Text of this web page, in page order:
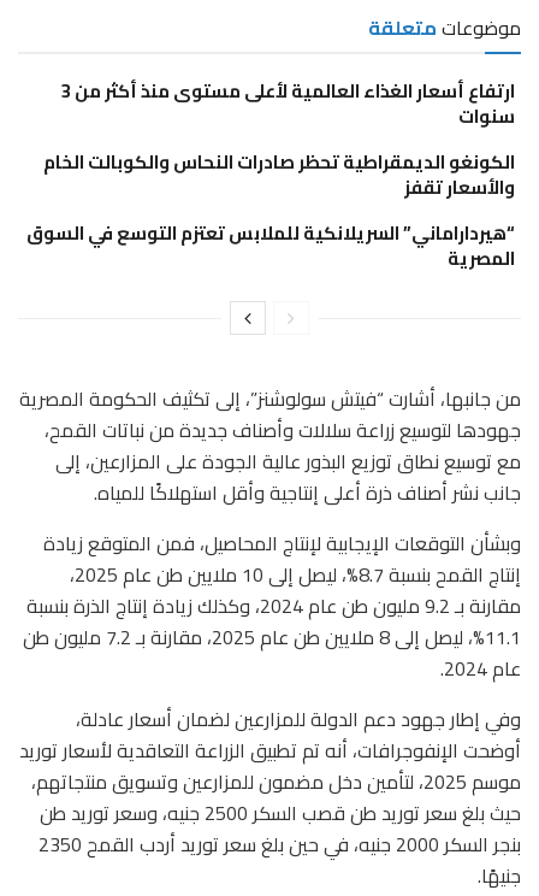
موضوعاتمتعلقة
ارتفاع أسعار الغذاء العالمية لأعلى مستوى منذ أكثر من 3
سنوات
الكونغو الديمقراطية تحظر صادرات النحاس والكوبالت الخام
والأسعار تقفز
“هيرداراماني” السريلانكية للملابس تعتزم التوسع في السوق
المصرية
من جانبها، أشارت “فيتش سولوشنز”، إلى تكثيف الحكومة المصرية
جهودها لتوسيع زراعة سلالات وأصناف جديدة من نباتات القمح،
مع توسيع نطاق توزيع البذور عالية الجودة على المزارعين، إلى
جانب نشر أصناف ذرة أعلى إنتاجية وأقل استهلاكًا للمياه.
وبشأن التوقعات الإيجابية لإنتاج المحاصيل، فمن المتوقع زيادة
إنتاج القمح بنسبة 8.7%، ليصل إلى 10 ملايين طن عام 2025،
مقارنة بـ 9.2 مليون طن عام 2024، وكذلك زيادة إنتاج الذرة بنسبة
11.1%، ليصل إلى 8 ملايين طن عام 2025، مقارنة بـ 7.2 مليون طن
عام 2024.
وفي إطار جهود دعم الدولة للمزارعين لضمان أسعار عادلة،
أوضحت الإنفوجرافات، أنه تم تطبيق الزراعة التعاقدية لأسعار توريد
موسم 2025، لتأمين دخل مضمون للمزارعين وتسويق منتجاتهم،
حيث بلغ سعر توريد طن قصب السكر 2500 جنيه، وسعر توريد طن
بنجر السكر 2000 جنيه، في حين بلغ سعر توريد أردب القمح 2350
جنيهًا.